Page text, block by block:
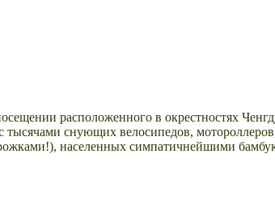
расположенного в окрестностях
тысячами снующих велосипедов,
населенных симпатичнейшими